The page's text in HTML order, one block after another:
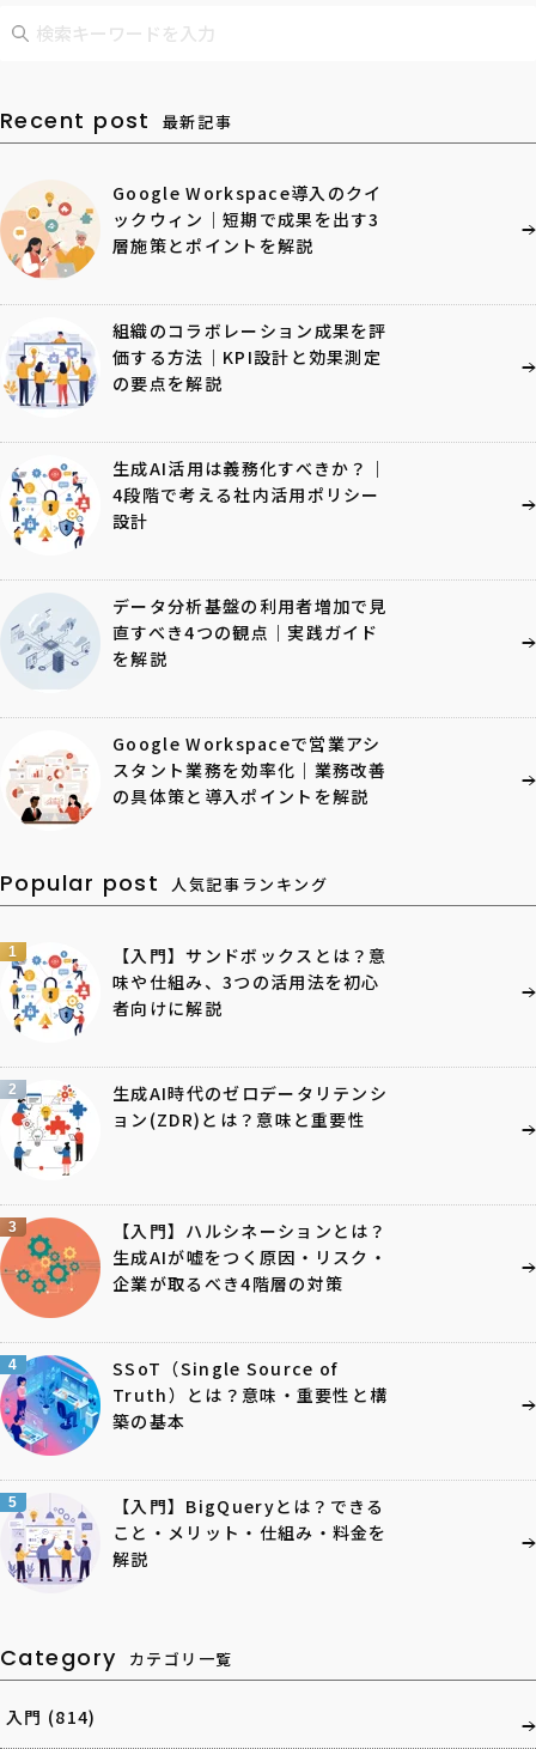
Recent post 最新記事
Google Workspace導入のクイ
ックウィン｜短期で成果を出す3
層施策とポイントを解説
組織のコラボレーション成果を評
価する方法｜KPI設計と効果測定
の要点を解説
生成AI活用は義務化すべきか？｜
4段階で考える社内活用ポリシー
設計
データ分析基盤の利用者増加で見
直すべき4つの観点｜実践ガイド
を解説
Google Workspaceで営業アシ
スタント業務を効率化｜業務改善
の具体策と導入ポイントを解説
Popular post 人気記事ランキング
1
【入門】サンドボックスとは？意
味や仕組み、3つの活用法を初心
者向けに解説
2
生成AI時代のゼロデータリテンシ
ョン(ZDR)とは？意味と重要性
3
【入門】ハルシネーションとは？
生成AIが嘘をつく原因・リスク・
企業が取るべき4階層の対策
4
SSoT（Single Source of
Truth）とは？意味・重要性と構
築の基本
5
【入門】BigQueryとは？できる
こと・メリット・仕組み・料金を
解説
Category カテゴリ一覧
入門 (814)